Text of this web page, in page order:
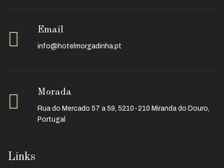
Links
Email
info@hotelmorgadinha.pt
Morada
Rua do Mercado 57 a 59, 5210-210 Miranda do Douro,
Portugal